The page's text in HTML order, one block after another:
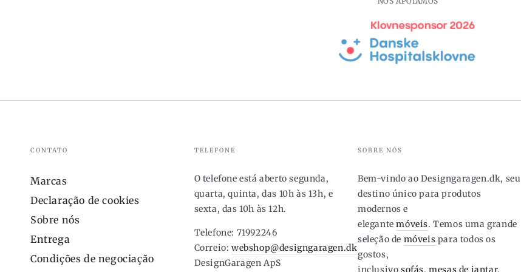
acabamento
latão
CONTATO
Marcas
Declaração de cookies
Sobre nós
Entrega
Condições de negociação
TELEFONE
O telefone está aberto segunda,
quarta, quinta, das 10h às 13h, e
sexta, das 10h às 12h.
Telefone: 71992246
Correio: webshop@designgaragen.dk
DesignGaragen ApS
SOBRE NÓS
Bem-vindo ao Designgaragen.dk, seu
destino único para produtos
modernos e
elegantemóveis. Temos uma grande
seleção de móveis para todos os
gostos,
inclusivosofás,mesas de jantar,